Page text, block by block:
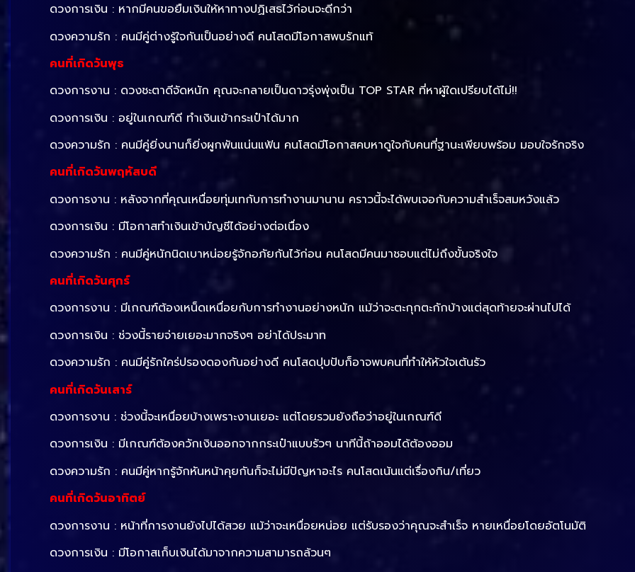
ดวงการเงิน : หากมีคนขอยืมเงินให้หาทางปฏิเสธไว้ก่อนจะดีกว่า
ดวงความรัก : คนมีคู่ต่างรู้ใจกันเป็นอย่างดี คนโสดมีโอกาสพบรักแท้
คนที่เกิดวันพุธ
ดวงการงาน : ดวงชะตาดีจัดหนัก คุณจะกลายเป็นดาวรุ่งพุ่งเป็น TOP STAR ที่หาผู้ใดเปรียบได้ไม่!!
ดวงการเงิน : อยู่ในเกณฑ์ดี ทำเงินเข้ากระเป๋าได้มาก
ดวงความรัก : คนมีคู่ยิ่งนานก็ยิ่งผูกพันแน่นแฟ้น คนโสดมีโอกาสคบหาดูใจกับคนที่ฐานะเพียบพร้อม มอบใจรักจริง
คนที่เกิดวันพฤหัสบดี
ดวงการงาน : หลังจากที่คุณเหนื่อยทุ่มเทกับการทำงานมานาน คราวนี้จะได้พบเจอกับความสำเร็จสมหวังแล้ว
ดวงการเงิน : มีโอกาสทำเงินเข้าบัญชีได้อย่างต่อเนื่อง
ดวงความรัก : คนมีคู่หนักนิดเบาหน่อยรู้จักอภัยกันไว้ก่อน คนโสดมีคนมาชอบแต่ไม่ถึงขั้นจริงใจ
คนที่เกิดวันศุกร์
ดวงการงาน : มีเกณฑ์ต้องเหน็ดเหนื่อยกับการทำงานอย่างหนัก แม้ว่าจะตะกุกตะกักบ้างแต่สุดท้ายจะผ่านไปได้
ดวงการเงิน : ช่วงนี้รายจ่ายเยอะมากจริงๆ อย่าได้ประมาท
ดวงความรัก : คนมีคู่รักใคร่ปรองดองกันอย่างดี คนโสดปุบปับก็อาจพบคนที่ทำให้หัวใจเต้นรัว
คนที่เกิดวันเสาร์
ดวงการงาน : ช่วงนี้จะเหนื่อยบ้างเพราะงานเยอะ แต่โดยรวมยังถือว่าอยู่ในเกณฑ์ดี
ดวงการเงิน : มีเกณฑ์ต้องควักเงินออกจากกระเป๋าแบบรัวๆ นาทีนี้ถ้าออมได้ต้องออม
ดวงความรัก : คนมีคู่หากรู้จักหันหน้าคุยกันก็จะไม่มีปัญหาอะไร คนโสดเน้นแต่เรื่องกิน/เที่ยว
คนที่เกิดวันอาทิตย์
ดวงการงาน : หน้าที่การงานยังไปได้สวย แม้ว่าจะเหนื่อยหน่อย แต่รับรองว่าคุณจะสำเร็จ หายเหนื่อยโดยอัตโนมัติ
ดวงการเงิน : มีโอกาสเก็บเงินได้มาจากความสามารถล้วนๆ